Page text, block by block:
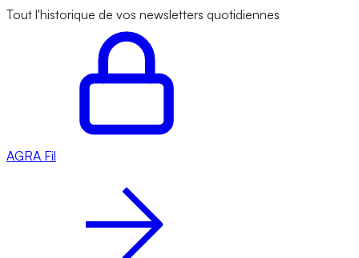
Tout l'historique de vos newsletters quotidiennes
AGRA Fil